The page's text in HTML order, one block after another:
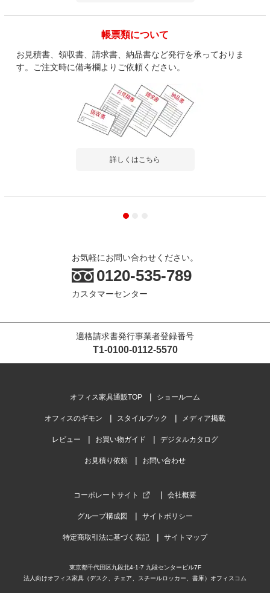
帳票類について
お見積書、領収書、請求書、納品書など発行を承っておりま
す。ご注文時に備考欄よりご依頼ください。
詳しくはこちら
お気軽にお問い合わせください。
0120-535-789
カスタマーセンター
適格請求書発行事業者登録番号
T1-0100-0112-5570
オフィス家具通販TOP ショールーム
オフィスのギモン スタイルブック メディア掲載
レビュー お買い物ガイド デジタルカタログ
お見積り依頼 お問い合わせ
コーポレートサイト 会社概要
グループ構成図 サイトポリシー
特定商取引法に基づく表記 サイトマップ
東京都千代田区九段北4-1-7 九段センタービル7F
法人向けオフィス家具（デスク、チェア、スチールロッカー、書庫）オフィスコム